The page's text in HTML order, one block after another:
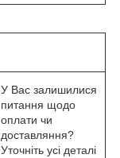
У Вас залишилися
питання щодо
оплати чи
доставляння?
Уточніть усі деталі